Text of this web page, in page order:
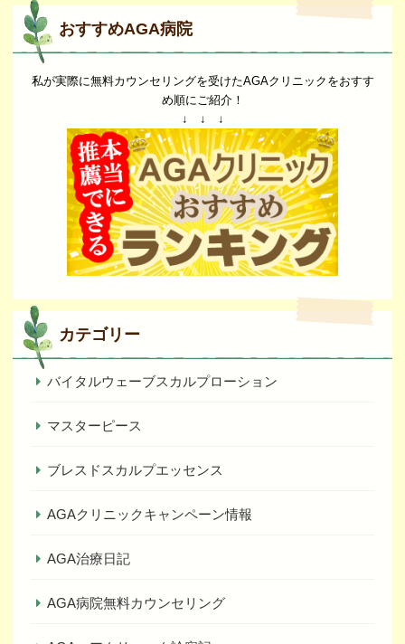
おすすめAGA病院
私が実際に無料カウンセリングを受けたAGAクリニックをおすす
め順にご紹介！
↓ ↓ ↓
カテゴリー
バイタルウェーブスカルプローション
マスターピース
ブレスドスカルプエッセンス
AGAクリニックキャンペーン情報
AGA治療日記
AGA病院無料カウンセリング